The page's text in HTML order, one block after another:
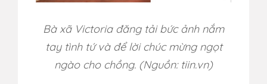
Bà xã Victoria đăng tải bức ảnh nắm
tay tình tứ và để lời chúc mừng ngọt
ngào cho chồng. (Nguồn: tiin.vn)